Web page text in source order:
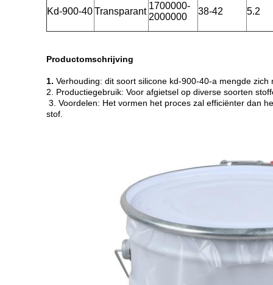
Kd-900-40Transparant
1700000-
2000000
38-42 5.2
Productomschrijving
1. Verhouding: dit soort silicone kd-900-40-a mengde
2. Productiegebruik: Voor afgietsel op diverse soorten
3. Voordelen: Het vormen het proces zal efficiënter dan
stof.